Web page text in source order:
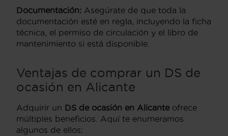
Documentación: Asegúrate de que toda la
documentación esté en regla, incluyendo la ficha
técnica, el permiso de circulación y el libro de
mantenimiento si está disponible.
Ventajas de comprar un DS de
ocasión en Alicante
Adquirir un DS de ocasión en Alicante ofrece
múltiples beneficios. Aquí te enumeramos
algunos de ellos: